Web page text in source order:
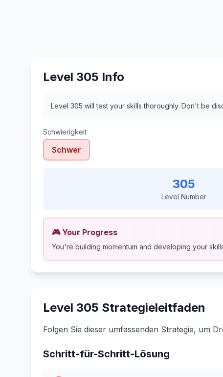
Level 305 Info
Level 305 will test your skills thoroughly. Don't be
Schwierigkeit
Schwer
305
Level Number
🎮 Your Progress
You're building momentum and developing your
Level 305 Strategieleitfaden
Folgen Sie dieser umfassenden Strategie, um
Schritt-für-Schritt-Lösung